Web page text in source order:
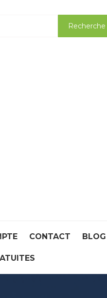
Recherche
CONTACT BLOG